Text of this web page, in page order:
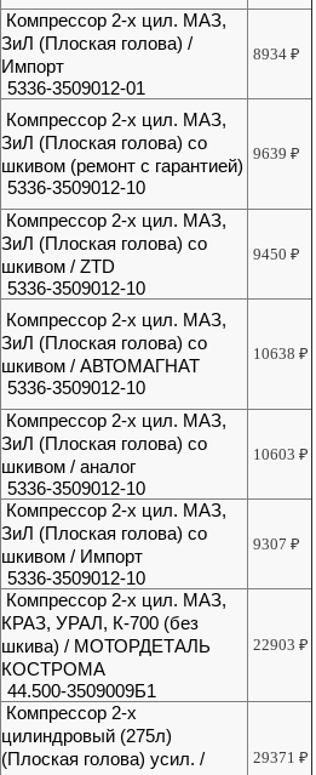
Компрессор 2-х цил. МАЗ,
ЗиЛ (Плоская голова) /
Импорт
5336-3509012-01
8934₽
Компрессор 2-х цил. МАЗ,
ЗиЛ (Плоская голова) со
шкивом (ремонт с гарантией)
5336-3509012-10
9639₽
Компрессор 2-х цил. МАЗ,
ЗиЛ (Плоская голова) со
шкивом / ZTD
5336-3509012-10
9450₽
Компрессор 2-х цил. МАЗ,
ЗиЛ (Плоская голова) со
шкивом / АВТОМАГНАТ
5336-3509012-10
10638₽
Компрессор 2-х цил. МАЗ,
ЗиЛ (Плоская голова) со
шкивом / аналог
5336-3509012-10
10603₽
Компрессор 2-х цил. МАЗ,
ЗиЛ (Плоская голова) со
шкивом / Импорт
5336-3509012-10
9307₽
Компрессор 2-х цил. МАЗ,
КРАЗ, УРАЛ, К-700 (без
шкива) / МОТОРДЕТАЛЬ
КОСТРОМА
44.500-3509009Б1
22903₽
Компрессор 2-х
цилиндровый (275л)
(Плоская голова) усил. /
29371₽